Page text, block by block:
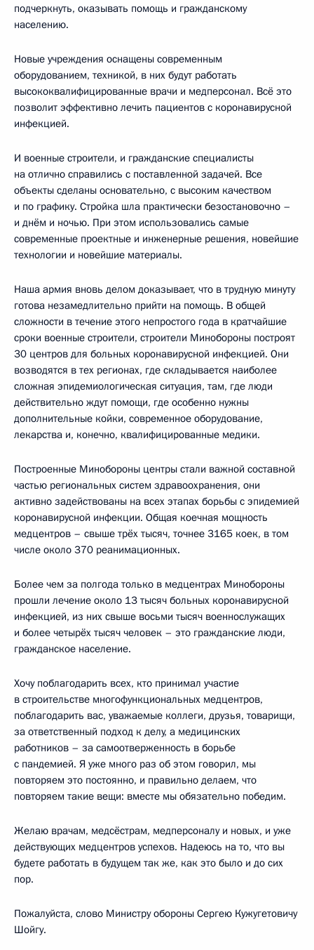
подчеркнуть, оказывать помощь и гражданскому
населению.
Новые учреждения оснащены современным
оборудованием, техникой, в них будут работать
высококвалифицированные врачи и медперсонал. Всё это
позволит эффективно лечить пациентов с коронавирусной
инфекцией.
И военные строители, и гражданские специалисты
на отлично справились с поставленной задачей. Все
объекты сделаны основательно, с высоким качеством
и по графику. Стройка шла практически безостановочно –
и днём и ночью. При этом использовались самые
современные проектные и инженерные решения, новейшие
технологии и новейшие материалы.
Наша армия вновь делом доказывает, что в трудную минуту
готова незамедлительно прийти на помощь. В общей
сложности в течение этого непростого года в кратчайшие
сроки военные строители, строители Минобороны построят
30 центров для больных коронавирусной инфекцией. Они
возводятся в тех регионах, где складывается наиболее
сложная эпидемиологическая ситуация, там, где люди
действительно ждут помощи, где особенно нужны
дополнительные койки, современное оборудование,
лекарства и, конечно, квалифицированные медики.
Построенные Минобороны центры стали важной составной
частью региональных систем здравоохранения, они
активно задействованы на всех этапах борьбы с эпидемией
коронавирусной инфекции. Общая коечная мощность
медцентров – свыше трёх тысяч, точнее 3165 коек, в том
числе около 370 реанимационных.
Более чем за полгода только в медцентрах Минобороны
прошли лечение около 13 тысяч больных коронавирусной
инфекцией, из них свыше восьми тысяч военнослужащих
и более четырёх тысяч человек – это гражданские люди,
гражданское население.
Хочу поблагодарить всех, кто принимал участие
в строительстве многофункциональных медцентров,
поблагодарить вас, уважаемые коллеги, друзья, товарищи,
за ответственный подход к делу, а медицинских
работников – за самоотверженность в борьбе
с пандемией. Я уже много раз об этом говорил, мы
повторяем это постоянно, и правильно делаем, что
повторяем такие вещи: вместе мы обязательно победим.
Желаю врачам, медсёстрам, медперсоналу и новых, и уже
действующих медцентров успехов. Надеюсь на то, что вы
будете работать в будущем так же, как это было и до сих
пор.
Пожалуйста, слово Министру обороны Сергею Кужугетовичу
Шойгу.